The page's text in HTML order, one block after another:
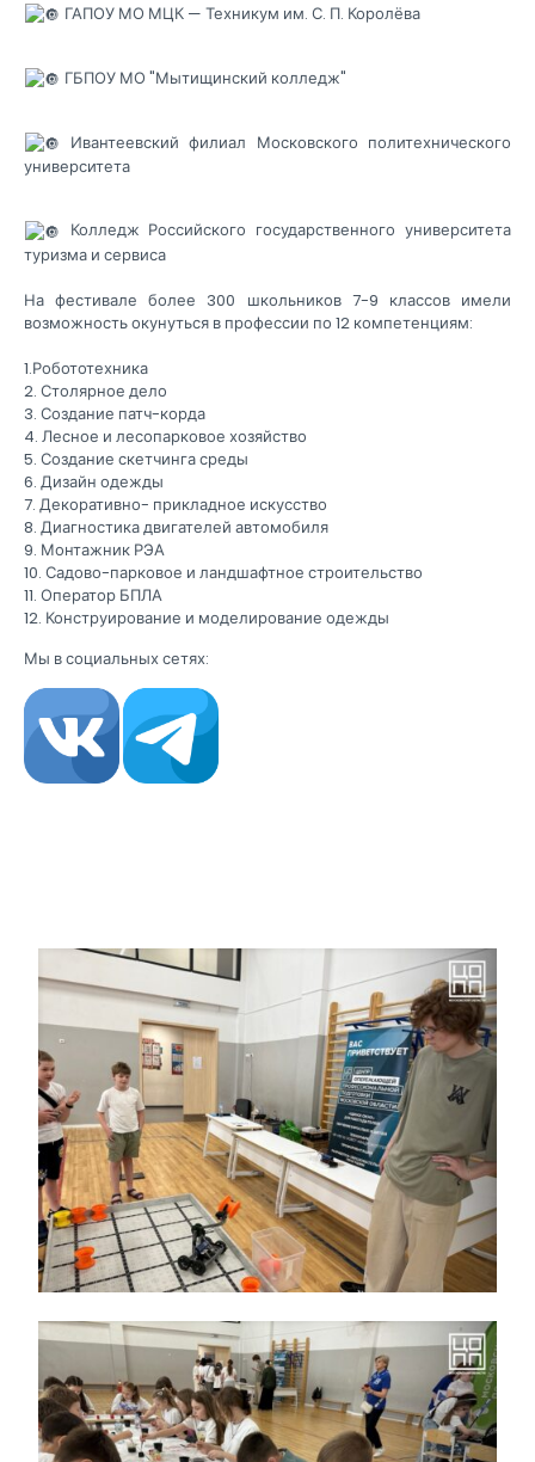
ГАПОУ МО МЦК — Техникум им. С. П. Королёва
ГБПОУ МО "Мытищинский колледж"
Ивантеевский филиал Московского политехнического
университета
Колледж Российского государственного университета
туризма и сервиса
На фестивале более 300 школьников 7-9 классов имели
возможность окунуться в профессии по 12 компетенциям:
1.Робототехника
2. Столярное дело
3. Создание патч-корда
4. Лесное и лесопарковое хозяйство
5. Создание скетчинга среды
6. Дизайн одежды
7. Декоративно- прикладное искусство
8. Диагностика двигателей автомобиля
9. Монтажник РЭА
10. Садово-парковое и ландшафтное строительство
11. Оператор БПЛА
12. Конструирование и моделирование одежды
Мы в социальных сетях: